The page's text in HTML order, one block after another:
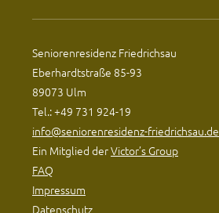
Seniorenresidenz Friedrichsau
Eberhardtstraße 85-93
89073 Ulm
Tel.: +49 731 924-19
info@seniorenresidenz-friedrichsau.de
Ein Mitglied derVictor’s Group
FAQ
Impressum
Datenschutz